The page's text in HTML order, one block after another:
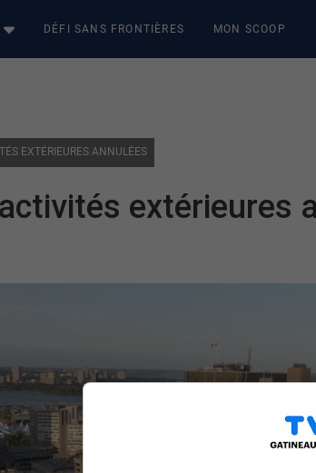
DÉFI SANS FRONTIÈRES MON SCOOP
EXTÉRIEURES ANNULÉES
extérieures